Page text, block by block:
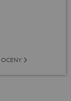
OCENY